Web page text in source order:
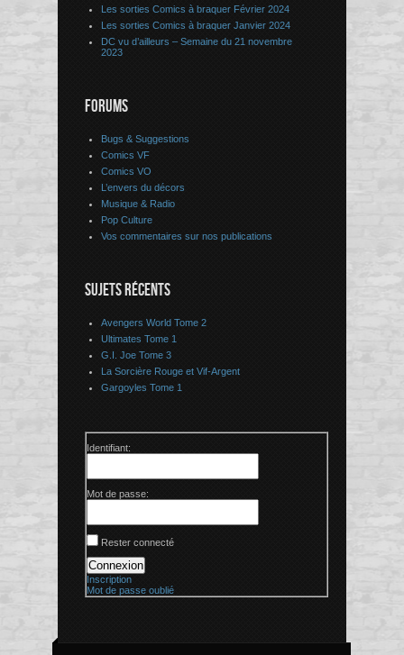
Les sorties Comics à braquer Février 2024
Les sorties Comics à braquer Janvier 2024
DC vu d’ailleurs – Semaine du 21 novembre
2023
FORUMS
Bugs & Suggestions
Comics VF
Comics VO
L’envers du décors
Musique & Radio
Pop Culture
Vos commentaires sur nos publications
SUJETS RÉCENTS
Avengers World Tome 2
Ultimates Tome 1
G.I. Joe Tome 3
La Sorcière Rouge et Vif-Argent
Gargoyles Tome 1
Identifiant:
Mot de passe:
Rester connecté
Connexion
Inscription
Mot de passe oublié